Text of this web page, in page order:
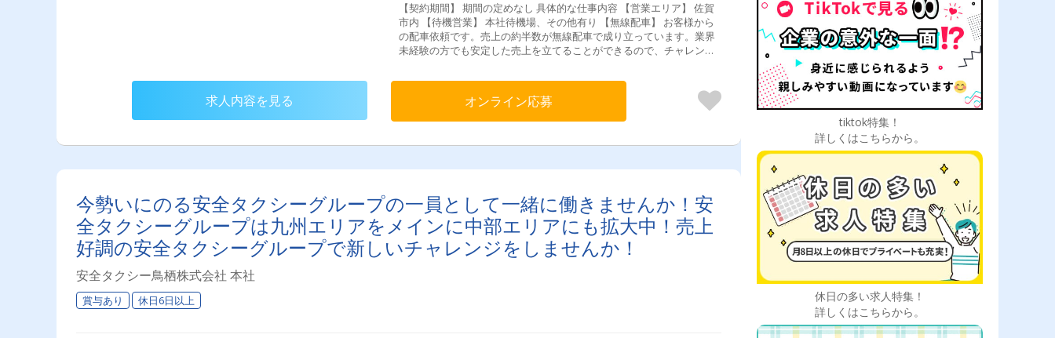
【契約期間】 期間の定めなし 具体的な仕事内容 【営業エリア】 佐賀
市内 【待機営業】 本社待機場、その他有り 【無線配車】 お客様から
の配車依頼です。売上の約半数が無線配車で成り立っています。業界
未経験の方でも安定した売上を立てることができるので、チャレンジ
リットカー、患者輸送車、県内初のエコタクシーの導入など、様々な
お客様のニーズにお応えできるのが明治タクシーの特徴です。明治タ
クシーのドライバーになればご自身のタクシードライバーとしてのス
キルを高めることもできますよ！ 【未経験者も安心！充実した研
てチャレンジできる環境です！また、研修も充実しており無線機の操
で50代や60代からでも活躍できるのがタクシードライバーのお仕事で
す！実際に中高年・シニア層の仲間がたくさん在籍してご活躍してい
ますよ！ 【ここがポイント！】 ◆未経験者歓迎！2種免許取得費用会
社負担！ ◆月給30万円以上も可能！ ◆全車両でドライブレコーダー搭
載！ ◆キャッシュレス決済＆事故の際の自己負担金無し！ ◆マイカー
求人内容を見る オンライン応募
今勢いにのる安全タクシーグループの一員として一緒に働きませんか！安
全タクシーグループは九州エリアをメインに中部エリアにも拡大中！売上
好調の安全タクシーグループで新しいチャレンジをしませんか！
安全タクシー鳥栖株式会社 本社
賞与あり 休日6日以上
tiktok特集！
詳しくはこちらから。
休日の多い求人特集！
詳しくはこちらから。